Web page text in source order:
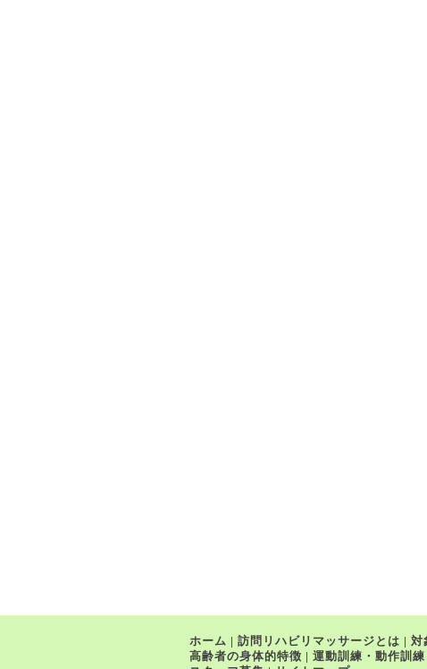
ホーム | 訪問リハビリマッサージとは | 対
高齢者の身体的特徴 | 運動訓練・動作訓練